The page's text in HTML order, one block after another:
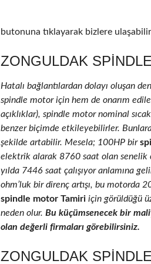
butonuna tıklayarak bizlere
ZONGULDAK
Hatalı bağlantılardan dolayı oluşan
spindle motor için hem de onarım
açıklıklar), spindle motor nominal
benzer biçimde etkileyebilirler.
şekilde artabilir. Mesela; 100HP bir
elektrik alarak 8760 saat olan senelik
yılda 7446 saat çalışıyor anlamına
ohm’luk bir direnç artışı, bu motorda
spindle motor Tamiri için görüldüğü
neden olur. Bu küçümsenecek bir
olan değerli firmaları görebilirsiniz.
ZONGULDAK